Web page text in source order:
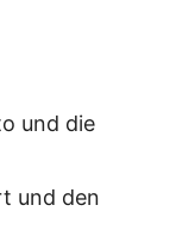
und die
und den